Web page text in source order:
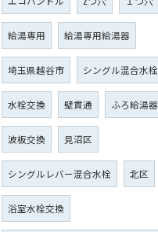
給湯専用 給湯専用給湯器
埼玉県越谷市 シングル混合水栓
水栓交換 壁貫通 ふろ給湯器
波板交換 見沼区
シングルレバー混合水栓 北区
浴室水栓交換